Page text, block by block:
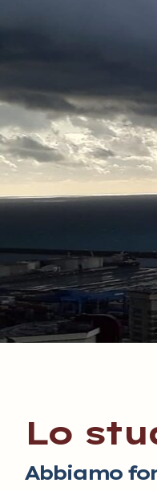
Lo
Abbiamo